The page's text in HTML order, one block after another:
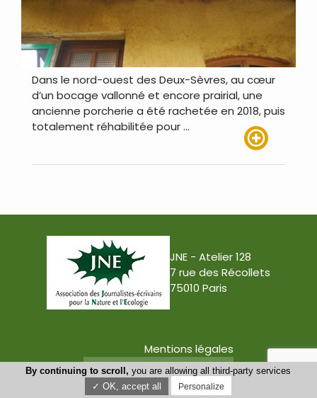
Dans le nord-ouest des Deux-Sèvres, au cœur
d’un bocage vallonné et encore prairial, une
ancienne porcherie a été rachetée en 2018, puis
totalement réhabilitée pour …
JNE - Atelier 128
7 rue des Récollets
75010 Paris
Mentions légales
Conception : Tabula Rasa
By continuing to scroll, you are allowing all third-party services
✓ OK, accept all
Personalize